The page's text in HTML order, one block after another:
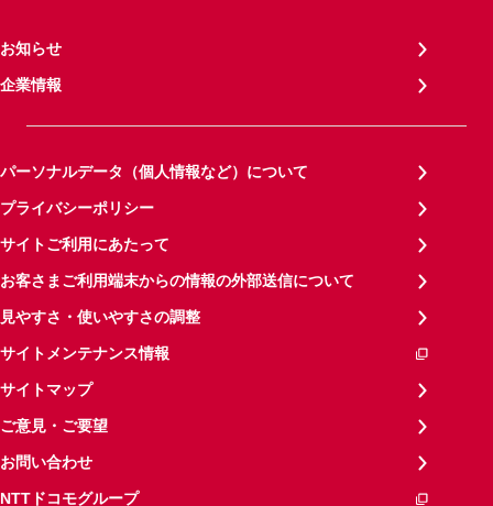
お知らせ
企業情報
パーソナルデータ（個人情報など）について
プライバシーポリシー
サイトご利用にあたって
お客さまご利用端末からの情報の外部送信について
見やすさ・使いやすさの調整
サイトメンテナンス情報
サイトマップ
ご意見・ご要望
お問い合わせ
NTTドコモグループ